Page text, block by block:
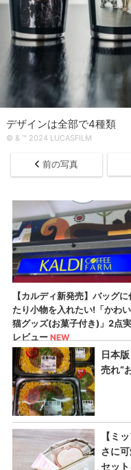
デザインは全部で4種類
© & ™ 2024 LUCASFILM
前の写真